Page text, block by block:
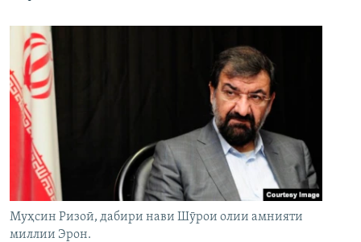
Муҳсин Ризоӣ, дабири нави Шӯрои олии амнияти
миллии Эрон.